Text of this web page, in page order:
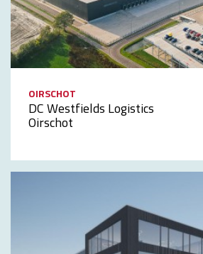
OIRSCHOT
DC Westfields Logistics
Oirschot